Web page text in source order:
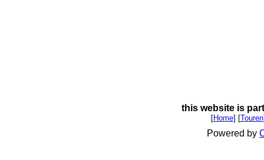
this website is
[Home] [Touren
Powered by